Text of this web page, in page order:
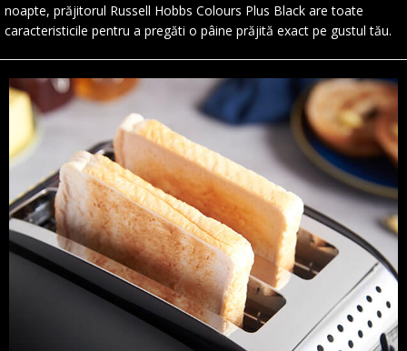
noapte, prăjitorul Russell Hobbs Colours Plus Black are toate
caracteristicile pentru a pregăti o pâine prăjită exact pe gustul tău.